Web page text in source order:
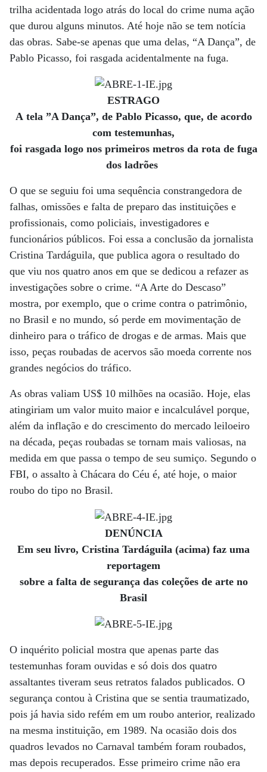
trilha acidentada logo atrás do local do crime numa ação
que durou alguns minutos. Até hoje não se tem notícia
das obras. Sabe-se apenas que uma delas, “A Dança”, de
Pablo Picasso, foi rasgada acidentalmente na fuga.
ESTRAGO
A tela ”A Dança”, de Pablo Picasso, que, de acordo
com testemunhas,
foi rasgada logo nos primeiros metros da rota de fuga
dos ladrões
O que se seguiu foi uma sequência constrangedora de
falhas, omissões e falta de preparo das instituições e
profissionais, como policiais, investigadores e
funcionários públicos. Foi essa a conclusão da jornalista
Cristina Tardáguila, que publica agora o resultado do
que viu nos quatro anos em que se dedicou a refazer as
investigações sobre o crime. “A Arte do Descaso”
mostra, por exemplo, que o crime contra o patrimônio,
no Brasil e no mundo, só perde em movimentação de
dinheiro para o tráfico de drogas e de armas. Mais que
isso, peças roubadas de acervos são moeda corrente nos
grandes negócios do tráfico.
As obras valiam US$ 10 milhões na ocasião. Hoje, elas
atingiriam um valor muito maior e incalculável porque,
além da inflação e do crescimento do mercado leiloeiro
na década, peças roubadas se tornam mais valiosas, na
medida em que passa o tempo de seu sumiço. Segundo o
FBI, o assalto à Chácara do Céu é, até hoje, o maior
roubo do tipo no Brasil.
DENÚNCIA
Em seu livro, Cristina Tardáguila (acima) faz uma
reportagem
sobre a falta de segurança das coleções de arte no
Brasil
O inquérito policial mostra que apenas parte das
testemunhas foram ouvidas e só dois dos quatro
assaltantes tiveram seus retratos falados publicados. O
segurança contou à Cristina que se sentia traumatizado,
pois já havia sido refém em um roubo anterior, realizado
na mesma instituição, em 1989. Na ocasião dois dos
quadros levados no Carnaval também foram roubados,
mas depois recuperados. Esse primeiro crime não era